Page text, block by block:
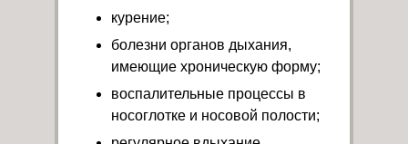
курение;
болезни органов дыхания,
имеющие хроническую форму;
воспалительные процессы в
носоглотке и носовой полости;